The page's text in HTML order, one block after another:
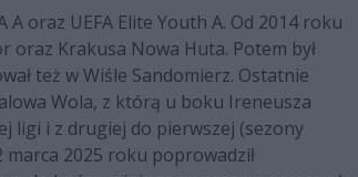
oraz UEFA Elite Youth A. Od 2014 roku
oraz Krakusa Nowa Huta. Potem był
też w Wiśle Sandomierz. Ostatnie
Wola, z którą u boku Ireneusza
ligi i z drugiej do pierwszej (sezony
2025 roku poprowadził